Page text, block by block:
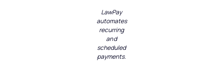
LawPay
automates
recurring
and
scheduled
payments.